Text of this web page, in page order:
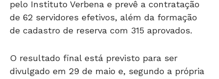
pelo Instituto Verbena e prevê a contratação
de 62 servidores efetivos, além da formação
de cadastro de reserva com 315 aprovados.
O resultado final está previsto para ser
divulgado em 29 de maio e, segundo a própria